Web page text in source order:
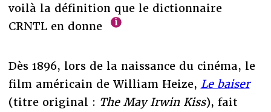
voilà la définition que le dictionnaire
CRNTL en donne
Dès 1896, lors de la naissance du cinéma, le
film américain de William Heize, Le baiser
(titre original : The May Irwin Kiss), fait